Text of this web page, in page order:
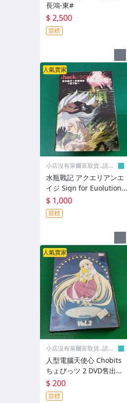
長鴻-東#
$ 2,500
競標
人氣賣家
小店沒有萊爾富取貨..請見
水瓶戰記 アクエリアンエ
イジ Sign for Euolution 0
1 DVD售出概不退換
$ 1,000
競標
人氣賣家
小店沒有萊爾富取貨..請見
人型電腦天使心 Chobits
ちょびっツ 2 DVD售出概
不退換 未拆封
$ 200
競標